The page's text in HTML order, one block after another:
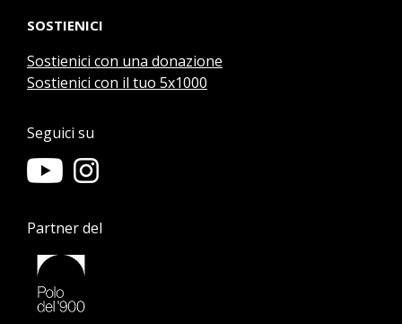
SOSTIENICI
Sostienici con una donazione
Sostienici con il tuo 5x1000
Seguici su
Partner del